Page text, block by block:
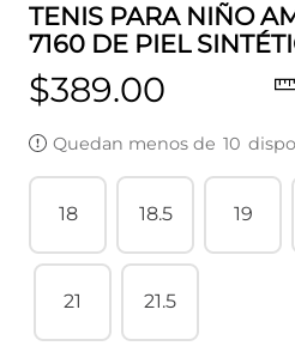
TENIS PARA NIÑO
7160 DE PIEL
$389.00
Quedan menos de 10
18 18.5 19
21 21.5